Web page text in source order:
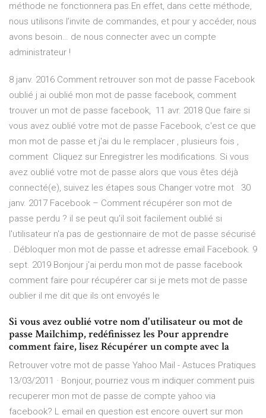
méthode ne fonctionnera pas.En effet, dans cette méthode,
nous utilisons l’invite de commandes, et pour y accéder, nous
avons besoin… de nous connecter avec un compte
administrateur !
8 janv. 2016 Comment retrouver son mot de passe Facebook
oublié j ai oublié mon mot de passe facebook, comment
trouver un mot de passe facebook, 11 avr. 2018 Que faire si
vous avez oublié votre mot de passe Facebook, c'est ce que
mon mot de passe et j'ai du le remplacer , plusieurs fois ,
comment Cliquez sur Enregistrer les modifications. Si vous
avez oublié votre mot de passe alors que vous êtes déjà
connecté(e), suivez les étapes sous Changer votre mot 30
janv. 2017 Facebook – Comment récupérer son mot de
passe perdu ? il se peut qu'il soit facilement oublié si
l'utilisateur n'a pas de gestionnaire de mot de passe sécurisé
. Débloquer mon mot de passe et adresse email Facebook. 9
sept. 2019 Bonjour j'ai perdu mon mot de passe facebook
comment faire pour récupérer car si je mets mot de passe
oublier il me dit que ils ont envoyés le
Si vous avez oublié votre nom d'utilisateur ou mot de
passe Mailchimp, redéfinissez les Pour apprendre
comment faire, lisez Récupérer un compte avec la
Retrouver votre mot de passe Yahoo Mail - Astuces Pratiques
13/03/2011 · Bonjour, pourriez vous m indiquer comment puis
recuperer mon mot de passe de compte yahoo via
facebook? L email en question est encore ouvert sur mon